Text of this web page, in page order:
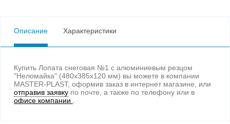
Описание Характеристики
Купить Лопата снеговая №1 с алюминиевым резцом
"Неломайка" (480х385х120 мм) вы можете в компании
MASTER-PLAST, оформив заказ в интернет магазине, или
отправив заявку по почте, а также по телефону или в
офисе компании